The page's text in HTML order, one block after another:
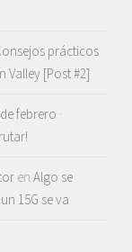
prácticos
Valley [Post #2]
febrero ·
en Algo se
15G se va